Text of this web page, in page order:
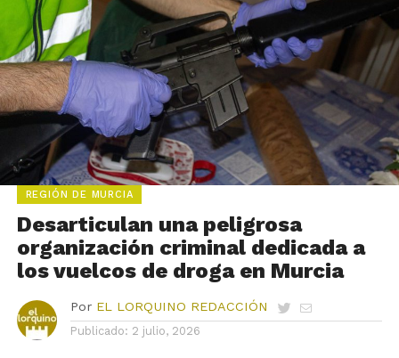
REGIÓN DE MURCIA
Desarticulan una peligrosa
organización criminal dedicada a
los vuelcos de droga en Murcia
Por EL LORQUINO REDACCIÓN
Publicado: 2 julio, 2026